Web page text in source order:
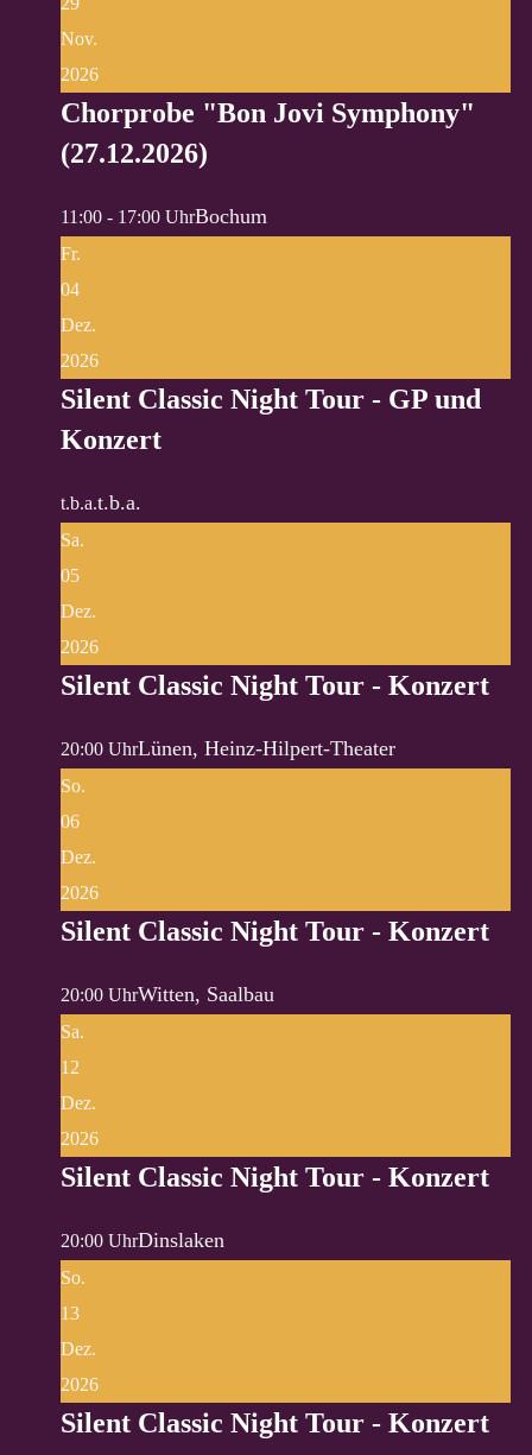
Nov.
2026
Chorprobe "Bon Jovi Symphony"
(27.12.2026)
11:00 - 17:00 UhrBochum
Fr.
04
Dez.
2026
Silent Classic Night Tour - GP und
Konzert
t.b.a.t.b.a.
Sa.
05
Dez.
2026
Silent Classic Night Tour - Konzert
20:00 UhrLünen, Heinz-Hilpert-Theater
So.
06
Dez.
2026
Silent Classic Night Tour - Konzert
20:00 UhrWitten, Saalbau
Sa.
12
Dez.
2026
Silent Classic Night Tour - Konzert
20:00 UhrDinslaken
So.
13
Dez.
2026
Silent Classic Night Tour - Konzert